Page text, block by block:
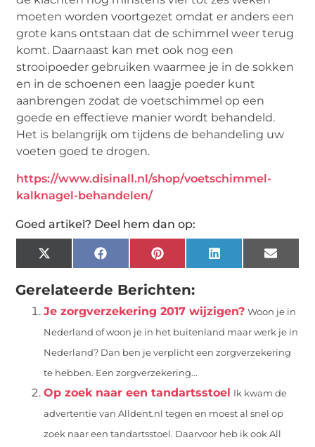
moeten worden voortgezet omdat er anders een
grote kans ontstaan dat de schimmel weer terug
komt. Daarnaast kan met ook nog een
strooipoeder gebruiken waarmee je in de sokken
en in de schoenen een laagje poeder kunt
aanbrengen zodat de voetschimmel op een
goede en effectieve manier wordt behandeld.
Het is belangrijk om tijdens de behandeling uw
voeten goed te drogen.
https://www.disinall.nl/shop/voetschimmel-
kalknagel-behandelen/
Goed artikel? Deel hem dan op:
X
(Twitter)
FacebookPinterestLinkedIn Email
Gerelateerde Berichten:
Je zorgverzekering 2017 wijzigen? Woon je in
Nederland of woon je in het buitenland maar werk je in
Nederland? Dan ben je verplicht een zorgverzekering
te hebben. Een zorgverzekering...
Op zoek naar een tandartsstoel Ik kwam de
advertentie van Alldent.nl tegen en moest al snel op
zoek naar een tandartsstoel. Daarvoor heb ik ook All